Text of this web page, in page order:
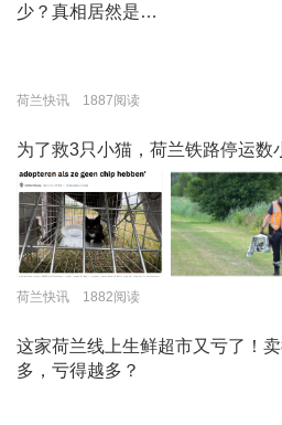
少？真相居然是…
荷兰快讯 1887阅读
为了救3只小猫，荷兰铁路停运数
荷兰快讯 1882阅读
这家荷兰线上生鲜超市又亏了！
多，亏得越多？